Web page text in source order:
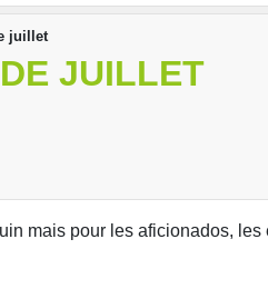
juillet
JUILLET
mais pour les aficionados,